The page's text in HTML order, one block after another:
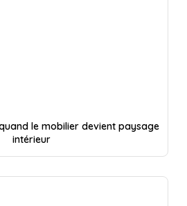
le mobilier devient paysage
intérieur